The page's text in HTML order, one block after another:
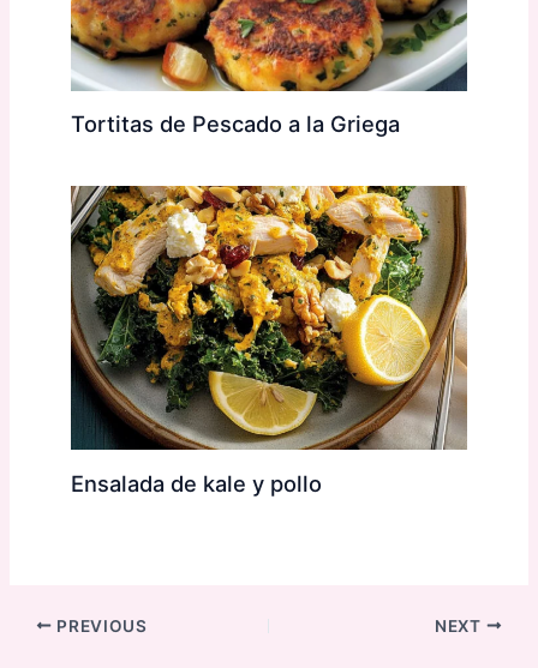
Tortitas de Pescado a la Griega
Ensalada de kale y pollo
PREVIOUS NEXT